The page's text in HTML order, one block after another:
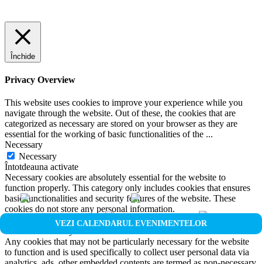
VEZI CALENDARUL EVENIMENTELOR
Închide
Privacy Overview
This website uses cookies to improve your experience while you
navigate through the website. Out of these, the cookies that are
categorized as necessary are stored on your browser as they are
essential for the working of basic functionalities of the ...
Necessary
Necessary
Întotdeauna activate
Necessary cookies are absolutely essential for the website to
function properly. This category only includes cookies that ensures
basic functionalities and security features of the website. These
cookies do not store any personal information.
Non-necessary
Any cookies that may not be particularly necessary for the website
to function and is used specifically to collect user personal data via